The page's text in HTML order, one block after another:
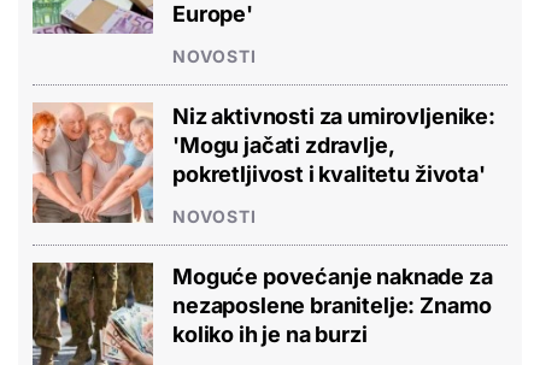
Europe'
NOVOSTI
Niz aktivnosti za umirovljenike:
'Mogu jačati zdravlje,
pokretljivost i kvalitetu života'
NOVOSTI
Moguće povećanje naknade za
nezaposlene branitelje: Znamo
koliko ih je na burzi